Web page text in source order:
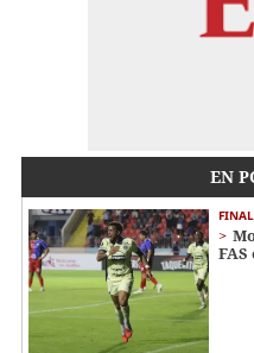
EN